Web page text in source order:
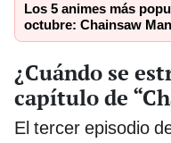
Los 5 animes más
octubre: Chainsaw
¿Cuándo se
capítulo de
El tercer episodio